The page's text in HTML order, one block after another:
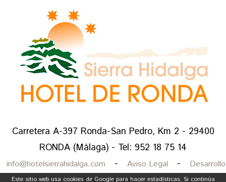
Carretera A-397 Ronda-San Pedro, Km 2 - 29400
RONDA (Málaga) - Tel: 952 18 75 14
info@hotelsierrahidalga.com - Aviso Legal -
Desarrollo
Este sitio web usa cookies de Google para hacer estadísticas. Si continúa